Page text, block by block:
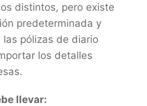
distintos, pero existe
predeterminada y
pólizas de diario
los detalles
llevar: